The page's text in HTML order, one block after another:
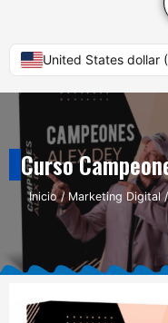
United States dollar
Curso
Inicio/ Marketing Digital/